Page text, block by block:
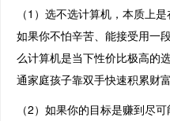
（1）选不选计算机，本质上
如果你不怕辛苦、能接受用一
么计算机是当下性价比极高
通家庭孩子靠双手快速积累财
（2）如果你的目标是赚到尽